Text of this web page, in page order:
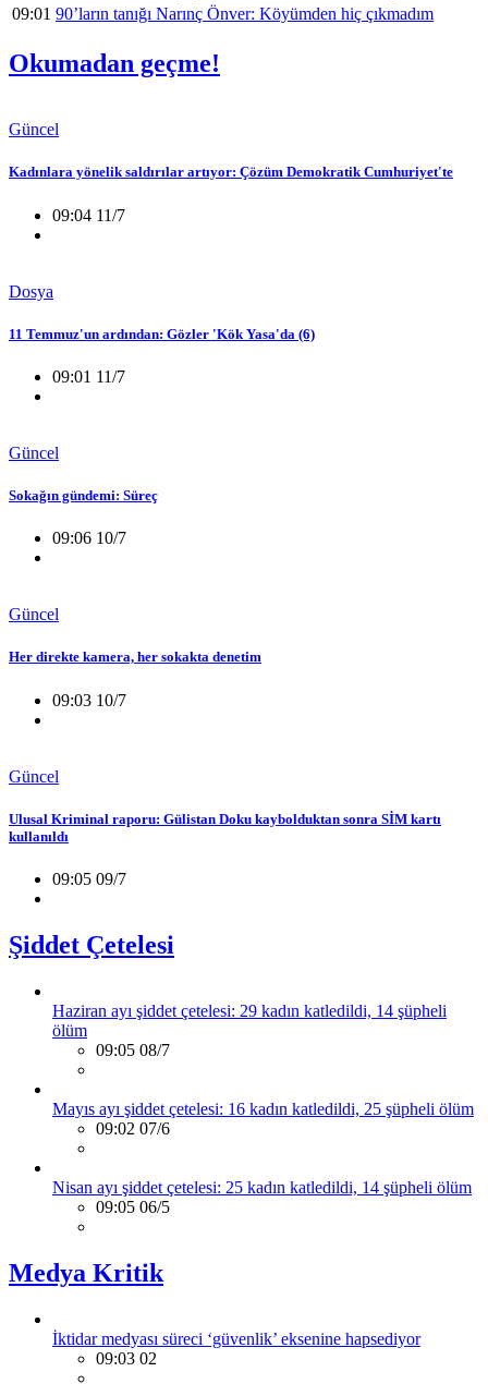
09:01 90’ların tanığı Narınç Önver: Köyümden hiç çıkmadım
Okumadan geçme!
Güncel
Kadınlara yönelik saldırılar artıyor: Çözüm Demokratik Cumhuriyet'te
09:04 11/7
Dosya
11 Temmuz'un ardından: Gözler 'Kök Yasa'da (6)
09:01 11/7
Güncel
Sokağın gündemi: Süreç
09:06 10/7
Güncel
Her direkte kamera, her sokakta denetim
09:03 10/7
Güncel
Ulusal Kriminal raporu: Gülistan Doku kaybolduktan sonra SİM kartı
kullanıldı
09:05 09/7
Şiddet Çetelesi
Haziran ayı şiddet çetelesi: 29 kadın katledildi, 14 şüpheli
ölüm
09:05 08/7
Mayıs ayı şiddet çetelesi: 16 kadın katledildi, 25 şüpheli ölüm
09:02 07/6
Nisan ayı şiddet çetelesi: 25 kadın katledildi, 14 şüpheli ölüm
09:05 06/5
Medya Kritik
İktidar medyası süreci ‘güvenlik’ eksenine hapsediyor
09:03 02